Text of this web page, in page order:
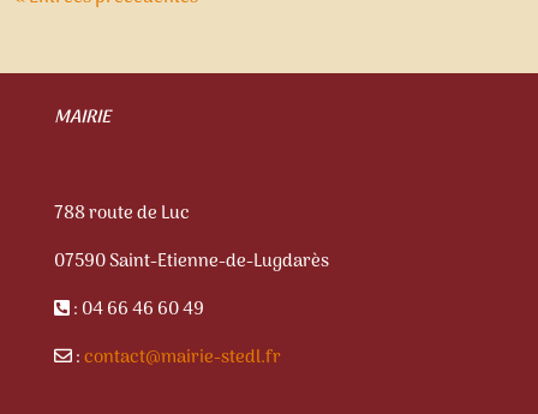
MAIRIE
788 route de Luc
07590 Saint-Etienne-de-Lugdarès
: 04 66 46 60 49
:contact@mairie-stedl.fr